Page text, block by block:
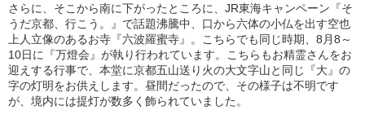
さらに、そこから南に下がったところに、JR東海キャンペーン『そ
うだ京都、行こう。』で話題沸騰中、口から六体の小仏を出す空也
上人立像のあるお寺『六波羅蜜寺』。こちらでも同じ時期、8月8～
10日に『万燈会』が執り行われています。こちらもお精霊さんをお
迎えする行事で、本堂に京都五山送り火の大文字山と同じ『大』の
字の灯明をお供えします。昼間だったので、その様子は不明です
が、境内には提灯が数多く飾られていました。